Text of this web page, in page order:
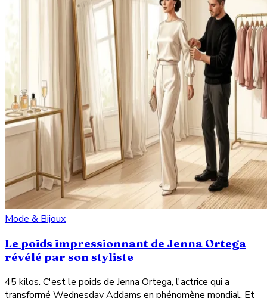
Mode & Bijoux
Le poids impressionnant de Jenna Ortega
révélé par son styliste
45 kilos. C'est le poids de Jenna Ortega, l'actrice qui a
transformé Wednesday Addams en phénomène mondial. Et